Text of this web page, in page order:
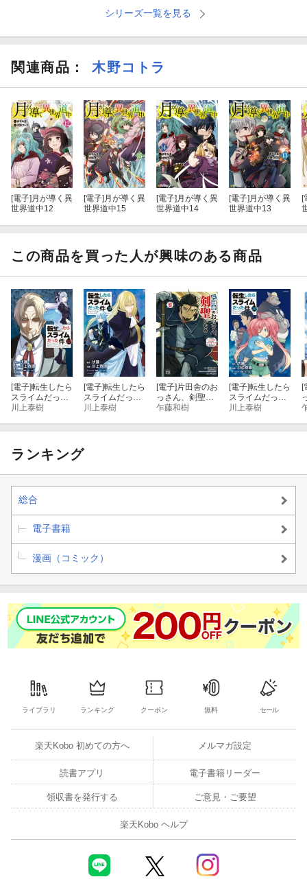
シリーズ一覧を見る
関連商品 ： 木野コトラ
[電子] 月が導く異
世界道中12
[電子] 月が導く異
世界道中15
[電子] 月が導く異
世界道中14
[電子] 月が導く異
世界道中13
[
この商品を買った人が興味のある商品
[電子]転生したら
スライムだった
件（３２）
川上泰樹
[電子]転生したら
スライムだった
件（３１）
川上泰樹
[電子] 片田舎のお
っさん、剣聖に
なる〜ただの田
乍藤和樹
[電子]転生したら
スライムだった
件（３０）
川上泰樹
[
ランキング
総合
電子書籍
漫画（コミック）
ライブラリ ランキング クーポン 無料 セール
楽天Kobo 初めての方へ メルマガ設定
読書アプリ 電子書籍リーダー
領収書を発行する ご意見・ご要望
楽天Kobo ヘルプ